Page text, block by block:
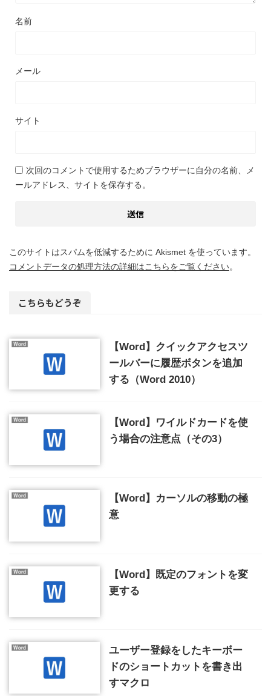
名前
メール
サイト
次回のコメントで使用するためブラウザーに自分の名前、メ
ールアドレス、サイトを保存する。
このサイトはスパムを低減するために Akismet を使っています。
コメントデータの処理方法の詳細はこちらをご覧ください。
こちらもどうぞ
【Word】クイックアクセスツ
ールバーに履歴ボタンを追加
する（Word 2010）
【Word】ワイルドカードを使
う場合の注意点（その3）
【Word】カーソルの移動の極
意
【Word】既定のフォントを変
更する
ユーザー登録をしたキーボー
ドのショートカットを書き出
すマクロ